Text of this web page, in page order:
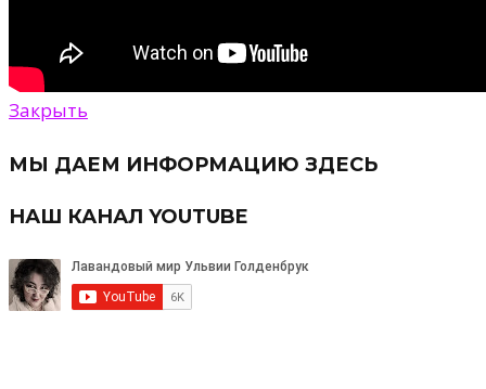
Закрыть
МЫ ДАЕМ ИНФОРМАЦИЮ ЗДЕСЬ
НАШ КАНАЛ YOUTUBE